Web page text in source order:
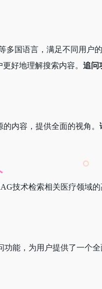
多国语言，满足不同用户的
好地理解搜索内容。 追问
的内容，提供全面的视角。
技术检索相关医疗领域
能，为用户提供了一个全